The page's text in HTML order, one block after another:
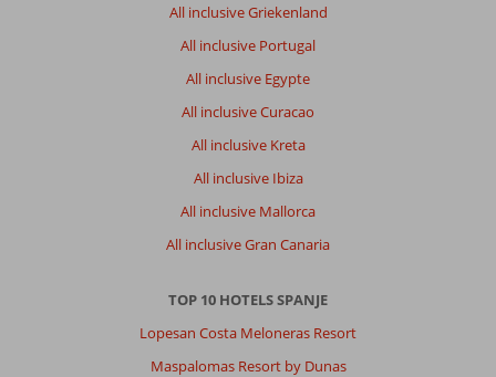
All inclusive Griekenland
All inclusive Portugal
All inclusive Egypte
All inclusive Curacao
All inclusive Kreta
All inclusive Ibiza
All inclusive Mallorca
All inclusive Gran Canaria
TOP 10 HOTELS SPANJE
Lopesan Costa Meloneras Resort
Maspalomas Resort by Dunas